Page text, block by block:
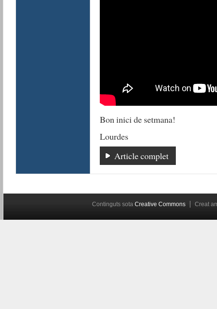
Bon inici de setmana!
Lourdes
Article complet
Continguts sota Creative Commons Creat